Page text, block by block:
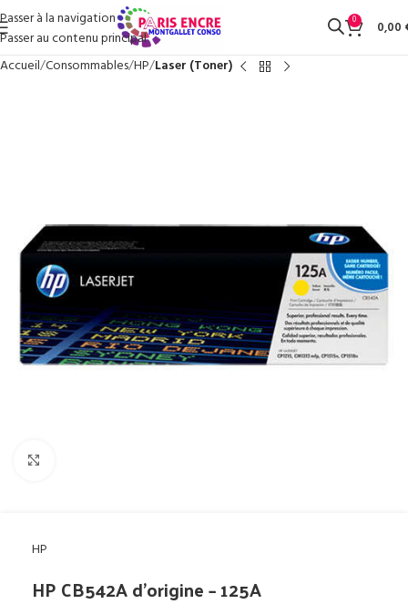
Passer à la navigation
Passer au contenu principal
0 0,00
Accueil Consommables HP Laser (Toner)
HP
HP CB542A d’origine – 125A